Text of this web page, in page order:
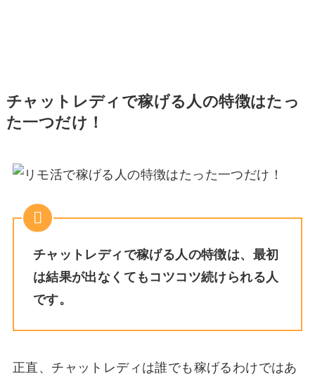
チャットレディで稼げる人の特徴はたっ
た一つだけ！
チャットレディで稼げる人の特徴は、最初
は結果が出なくてもコツコツ続けられる人
です。
正直、チャットレディは誰でも稼げるわけではあ